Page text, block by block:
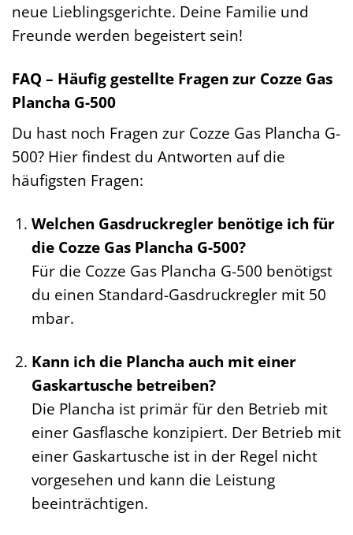
neue Lieblingsgerichte. Deine Familie und
Freunde werden begeistert sein!
FAQ – Häufig gestellte Fragen zur Cozze Gas
Plancha G-500
Du hast noch Fragen zur Cozze Gas Plancha G-
500? Hier findest du Antworten auf die
häufigsten Fragen:
Welchen Gasdruckregler benötige ich für
die Cozze Gas Plancha G-500?
Für die Cozze Gas Plancha G-500 benötigst
du einen Standard-Gasdruckregler mit 50
mbar.
Kann ich die Plancha auch mit einer
Gaskartusche betreiben?
Die Plancha ist primär für den Betrieb mit
einer Gasflasche konzipiert. Der Betrieb mit
einer Gaskartusche ist in der Regel nicht
vorgesehen und kann die Leistung
beeinträchtigen.